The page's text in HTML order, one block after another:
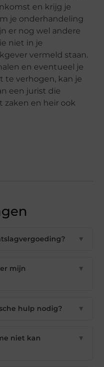
en krijg je
je onderhandeling
er nog wel andere
niet in je
vermeld staan.
en eventueel je
te verhogen, kan je
een jurist die
zaken en heir ook
▼
mijn
▼
hulp nodig? ▼
niet kan
▼